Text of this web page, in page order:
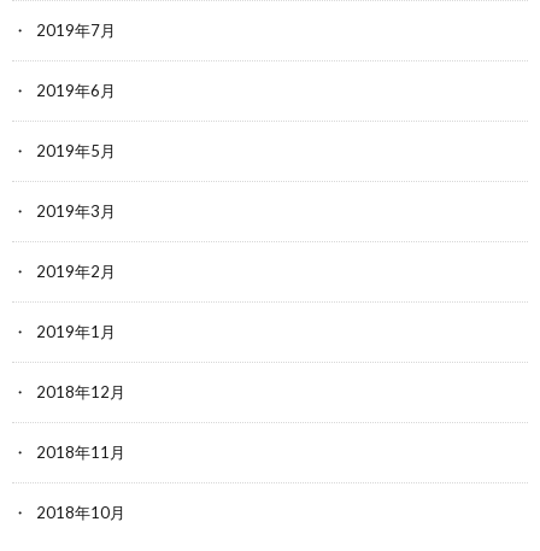
2019年7月
2019年6月
2019年5月
2019年3月
2019年2月
2019年1月
2018年12月
2018年11月
2018年10月